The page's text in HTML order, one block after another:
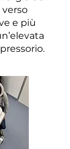
e più